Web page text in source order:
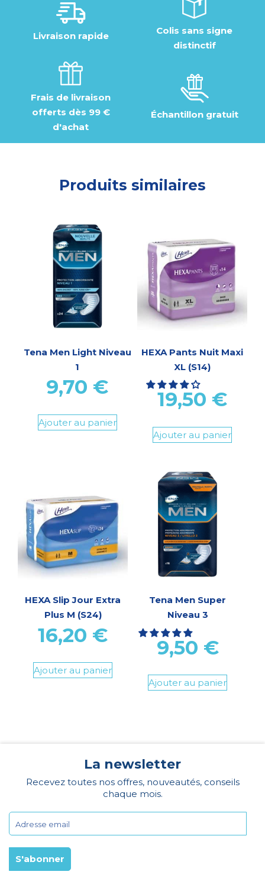
Livraison rapide
Colis sans signe
distinctif
Frais de livraison
offerts dès 99 €
d'achat
Échantillon gratuit
Produits similaires
Tena Men Light Niveau
1
9,70 €
Ajouter au panier
HEXA Pants Nuit Maxi
XL (S14)
19,50 €
Ajouter au panier
HEXA Slip Jour Extra
Plus M (S24)
16,20 €
Ajouter au panier
Tena Men Super
Niveau 3
9,50 €
Ajouter au panier
La newsletter
Recevez toutes nos offres, nouveautés, conseils
chaque mois.